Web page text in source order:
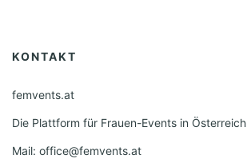
KONTAKT
femvents.at
Die Plattform für Frauen-Events in Österreich
Mail: office@femvents.at